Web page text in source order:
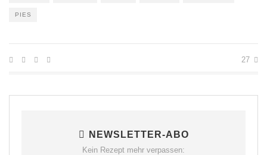
PIES
27
NEWSLETTER-ABO
Kein Rezept mehr verpassen: